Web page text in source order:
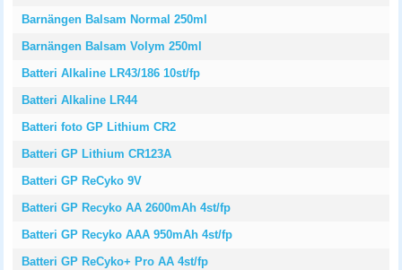
Barnängen Balsam Normal 250ml
Barnängen Balsam Volym 250ml
Batteri Alkaline LR43/186 10st/fp
Batteri Alkaline LR44
Batteri foto GP Lithium CR2
Batteri GP Lithium CR123A
Batteri GP ReCyko 9V
Batteri GP Recyko AA 2600mAh 4st/fp
Batteri GP Recyko AAA 950mAh 4st/fp
Batteri GP ReCyko+ Pro AA 4st/fp